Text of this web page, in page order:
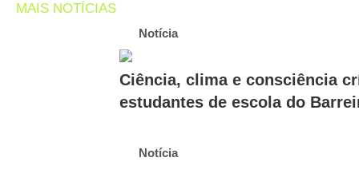
MAIS NOTÍCIAS
Notícia
Ciência, clima e consciência
estudantes de escola do
Notícia